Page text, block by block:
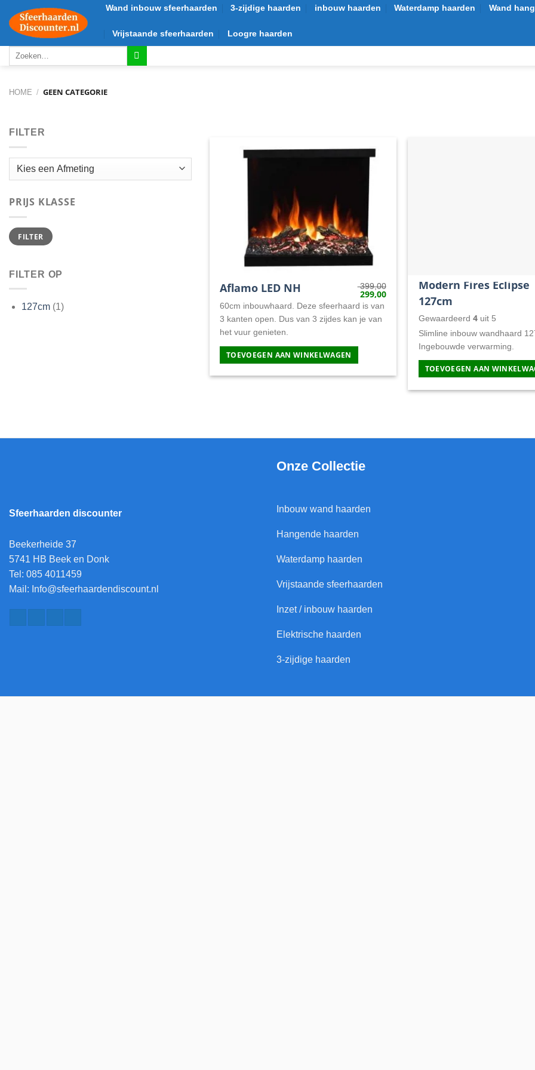
naar
inhoud
Wand inbouw sfeerhaarden 3-zijdige haarden inbouw haarden Waterdamp haarden Wand
Vrijstaande sfeerhaarden Loogre haarden
Zoeken
naar:
HOME / GEEN CATEGORIE
FILTER
PRIJS KLASSE
Min.
prijs
Max.
prijsFILTER
FILTER OP
127cm (1)
Aflamo LED NH
399,00
Oorspronkelijke
prijs
was:
399,00.
299,00Huidige
60cm inbouwhaard. Deze sfeerhaard is van
3 kanten open. Dus van 3 zijdes kan je van
het vuur genieten.
TOEVOEGEN AAN WINKELWAGEN
Modern Fires Eclipse
127cm
Gewaardeerd 4uit 5
Slimline inbouw wandhaard
Ingebouwde verwarming.
TOEVOEGEN AAN
Sfeerhaarden discounter
Beekerheide 37
5741 HB Beek en Donk
Tel: 085 4011459
Mail: Info@sfeerhaardendiscount.nl
Onze Collectie
Inbouw wand haarden
Hangende haarden
Waterdamp haarden
Vrijstaande sfeerhaarden
Inzet / inbouw haarden
Elektrische haarden
3-zijdige haarden